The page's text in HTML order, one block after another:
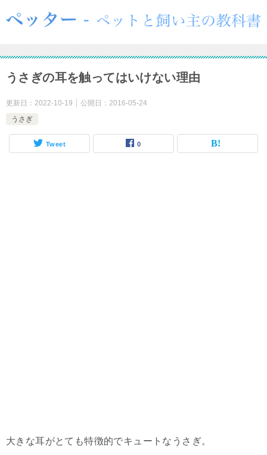
うさぎの耳を触ってはいけない理由
更新日： 2022-10-19 公開日： 2016-05-24
うさぎ
Tweet 0
大きな耳がとても特徴的でキュートなうさぎ。